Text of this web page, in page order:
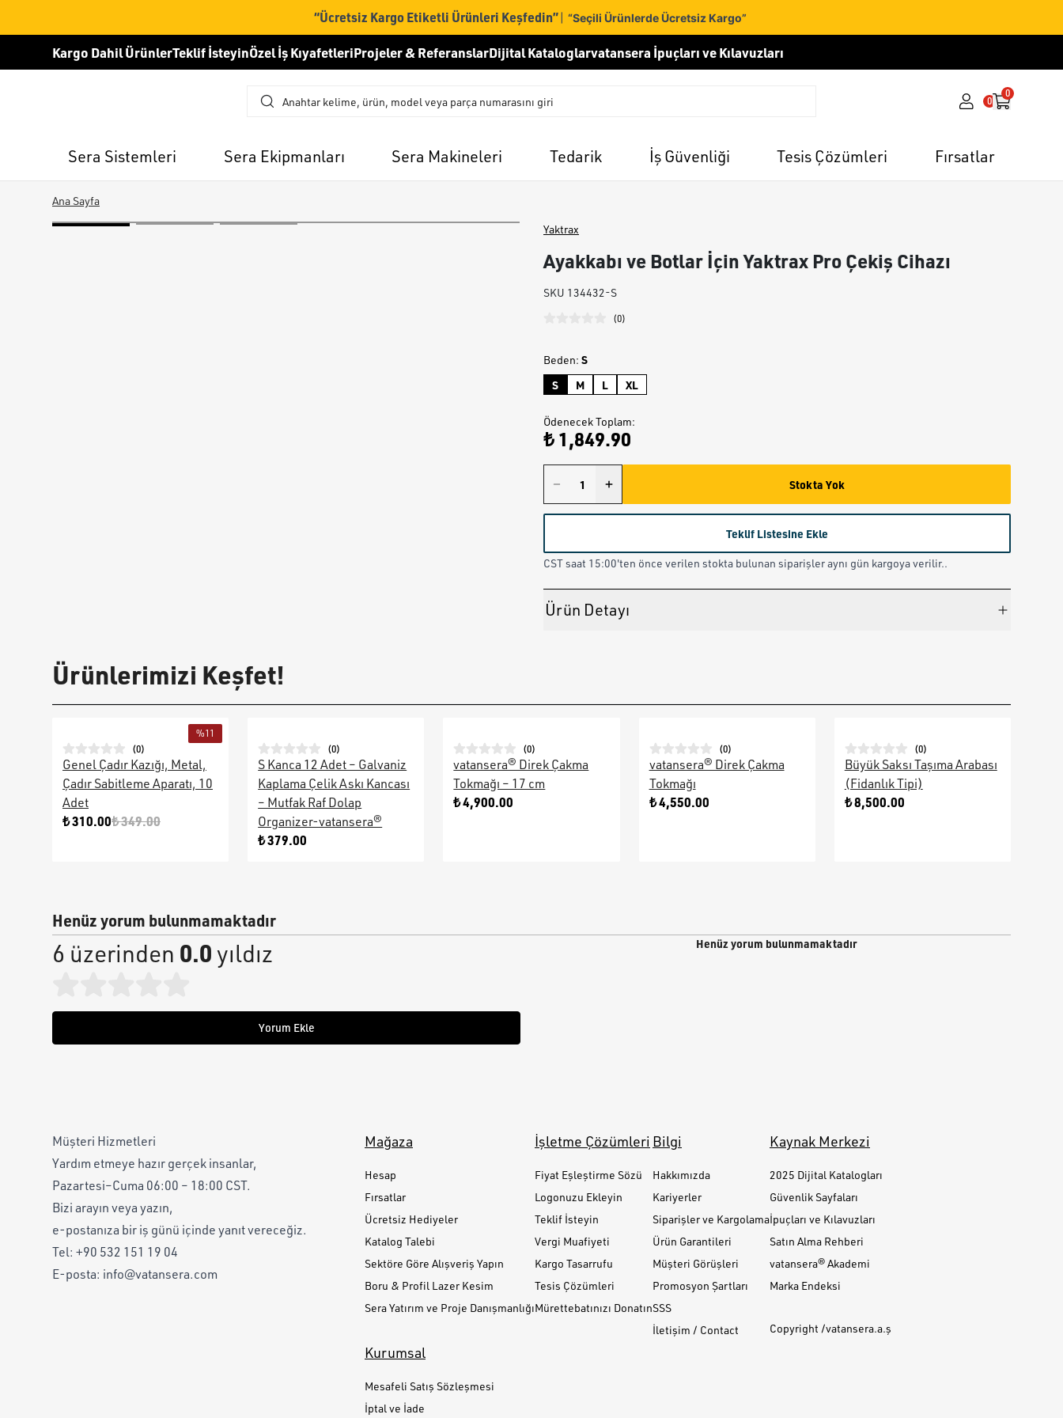
“Ücretsiz Kargo Etiketli Ürünleri Keşfedin”| “Seçili Ürünlerde Ücretsiz Kargo”
Kargo Dahil ÜrünlerTeklif İsteyinÖzel İş KıyafetleriProjeler & ReferanslarDijital Kataloglarvatansera İpuçları ve Kılavuzları
0
0
Sera Sistemleri Sera Ekipmanları Sera Makineleri Tedarik İş Güvenliği Tesis Çözümleri Fırsatlar
Ana Sayfa
Yaktrax
Ayakkabı ve Botlar İçin Yaktrax Pro Çekiş Cihazı
SKU 134432-S
(0)
Beden: S
S
M L XL
Ödenecek Toplam:
₺ 1,849.90
Stokta Yok
Teklif Listesine Ekle
CST saat 15:00'ten önce verilen stokta bulunan siparişler aynı gün kargoya verilir..
Ürün Detayı
Ürünlerimizi Keşfet!
%11
(0)
Genel Çadır Kazığı, Metal,
Çadır Sabitleme Aparatı, 10
Adet
₺ 310.00₺ 349.00
(0)
S Kanca 12 Adet – Galvaniz
Kaplama Çelik Askı Kancası
– Mutfak Raf Dolap
Organizer-vatansera®
₺ 379.00
(0)
vatansera® Direk Çakma
Tokmağı – 17 cm
₺ 4,900.00
(0)
vatansera® Direk Çakma
Tokmağı
₺ 4,550.00
(0)
Büyük Saksı Taşıma Arabası
(Fidanlık Tipi)
₺ 8,500.00
Henüz yorum bulunmamaktadır
6 üzerinden 0.0yıldız
Yorum Ekle
Henüz yorum bulunmamaktadır
Müşteri Hizmetleri
Yardım etmeye hazır gerçek insanlar,
Pazartesi–Cuma 06:00 – 18:00 CST.
Bizi arayın veya yazın,
e-postanıza bir iş günü içinde yanıt vereceğiz.
Tel: +90 532 151 19 04
E-posta: info@vatansera.com
Mağaza
Hesap
Fırsatlar
Ücretsiz Hediyeler
Katalog Talebi
Sektöre Göre Alışveriş Yapın
Boru & Profil Lazer Kesim
Sera Yatırım ve Proje Danışmanlığı
İşletme Çözümleri
Fiyat Eşleştirme Sözü
Logonuzu Ekleyin
Teklif İsteyin
Vergi Muafiyeti
Kargo Tasarrufu
Tesis Çözümleri
Mürettebatınızı Donatın
Bilgi
Hakkımızda
Kariyerler
Siparişler ve Kargolama
Ürün Garantileri
Müşteri Görüşleri
Promosyon Şartları
SSS
İletişim / Contact
Kaynak Merkezi
2025 Dijital Katalogları
Güvenlik Sayfaları
İpuçları ve Kılavuzları
Satın Alma Rehberi
vatansera® Akademi
Marka Endeksi
Copyright /vatansera.a.ş
Kurumsal
Mesafeli Satış Sözleşmesi
İptal ve İade